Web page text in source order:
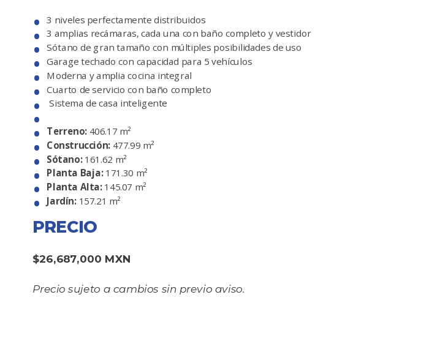
3 niveles perfectamente distribuidos
3 amplias recámaras, cada una con baño completo y vestidor
Sótano de gran tamaño con múltiples posibilidades de uso
Garage techado con capacidad para 5 vehículos
Moderna y amplia cocina integral
Cuarto de servicio con baño completo
Sistema de casa inteligente
Terreno:406.17 m²
Construcción:477.99 m²
Sótano:161.62 m²
Planta Baja:171.30 m²
Planta Alta:145.07 m²
Jardín:157.21 m²
PRECIO
$26,687,000 MXN
Precio sujeto a cambios sin previo aviso.